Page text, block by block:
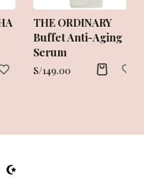
THE ORDINARY
Buffet Anti-Aging
Serum
149.00